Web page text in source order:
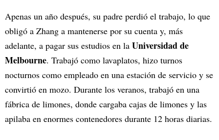
Apenas un año después, su padre perdió el trabajo, lo que
obligó a Zhang a mantenerse por su cuenta y, más
adelante, a pagar sus estudios en la Universidad de
Melbourne. Trabajó como lavaplatos, hizo turnos
nocturnos como empleado en una estación de servicio y se
convirtió en mozo. Durante los veranos, trabajó en una
fábrica de limones, donde cargaba cajas de limones y las
apilaba en enormes contenedores durante 12 horas diarias.